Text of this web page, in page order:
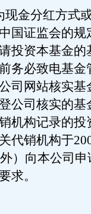
金分红方式
国证监会的规
投资本基金的
务必致电基金
司网站核实基
公司核实的基
机构记录的投
代销机构于
）向本公司
求。